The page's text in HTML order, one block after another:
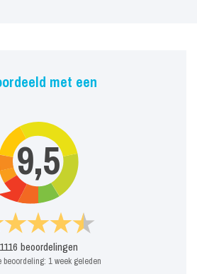
met een
9,5
1116 beoordelingen
beoordeling: 1 week geleden